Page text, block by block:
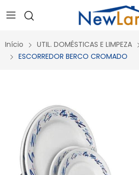
Secure crypto portfolio manager for
Visit Ledger Live
- easily manage, stake,
Início UTIL. DOMÉSTICAS E LIMPEZA
ESCORREDOR BERCO CROMADO